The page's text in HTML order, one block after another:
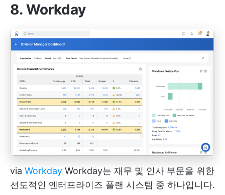
8. Workday
via Workday Workday는 재무 및 인사 부문을 위한
선도적인 엔터프라이즈 플랜 시스템 중 하나입니다.